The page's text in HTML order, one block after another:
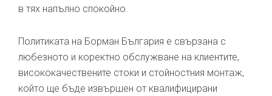
в тях напълно спокойно.
Политиката на Борман България е свързана с
любезното и коректно обслужване на клиентите,
висококачествените стоки и стойностния монтаж,
който ще бъде извършен от квалифицирани